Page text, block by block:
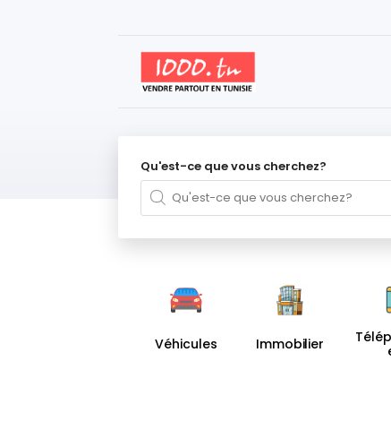
Qu'est-ce que vous cherchez?
Véhicules Immobilier